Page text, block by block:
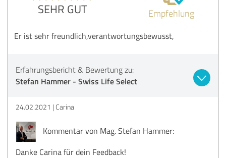
SEHR GUT Empfehlung
Er ist sehr freundlich,verantwortungsbewusst,
Erfahrungsbericht & Bewertung zu:
Stefan Hammer - Swiss Life Select
24.02.2021 Carina
Kommentar von Mag. Stefan Hammer:
Danke Carina für dein Feedback!